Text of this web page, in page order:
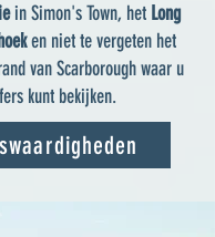
in Simon's Town, het Long
en niet te vergeten het
van Scarborough waar u
kunt bekijken.